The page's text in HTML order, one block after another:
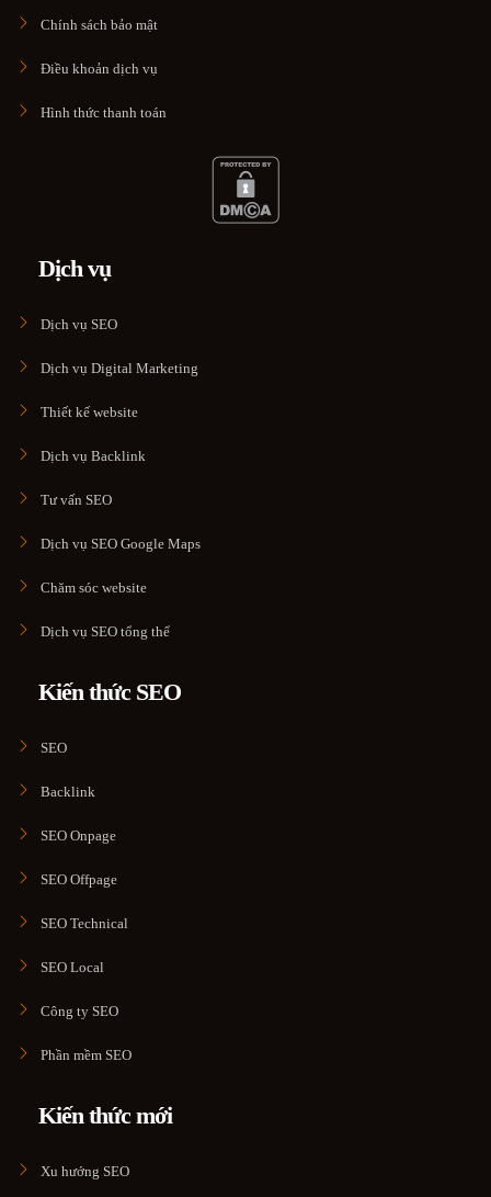
Chính sách bảo mật
Điều khoản dịch vụ
Hình thức thanh toán
Dịch vụ
Dịch vụ SEO
Dịch vụ Digital Marketing
Thiết kế website
Dịch vụ Backlink
Tư vấn SEO
Dịch vụ SEO Google Maps
Chăm sóc website
Dịch vụ SEO tổng thể
Kiến thức SEO
SEO
Backlink
SEO Onpage
SEO Offpage
SEO Technical
SEO Local
Công ty SEO
Phần mềm SEO
Kiến thức mới
Xu hướng SEO